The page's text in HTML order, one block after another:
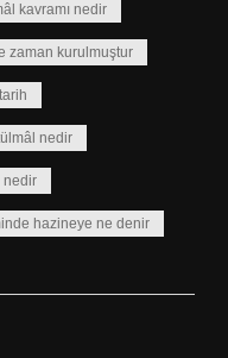
kavramı nedir
zaman kurulmuştur
nedir
nedir
hazineye ne denir